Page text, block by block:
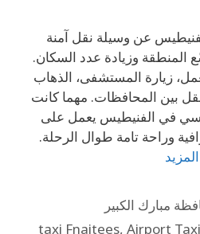
عن وسيلة نقل آمنة
وزيادة عدد السكان.
زيارة المستشفى، الذهاب
بين المحافظات. مهما كانت
في الفنيطيس يعمل على
وراحة تامة طوال الرحلة.
مبارك الكبير
, Airport